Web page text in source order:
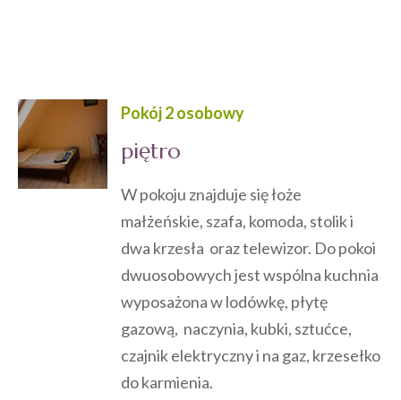
Pokój 2 osobowy
piętro
W pokoju znajduje się łoże
małżeńskie, szafa, komoda, stolik i
dwa krzesła oraz telewizor. Do pokoi
dwuosobowych jest wspólna kuchnia
wyposażona w lodówkę, płytę
gazową, naczynia, kubki, sztućce,
czajnik elektryczny i na gaz, krzesełko
do karmienia.